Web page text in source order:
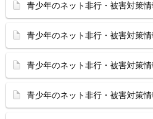
青少年のネット非行・被害対策
青少年のネット非行・被害対策
青少年のネット非行・被害対策
青少年のネット非行・被害対策